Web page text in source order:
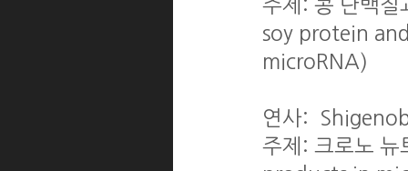
주제: 콩 단백
soy protein
microRNA)
연사:
주제: 크로노